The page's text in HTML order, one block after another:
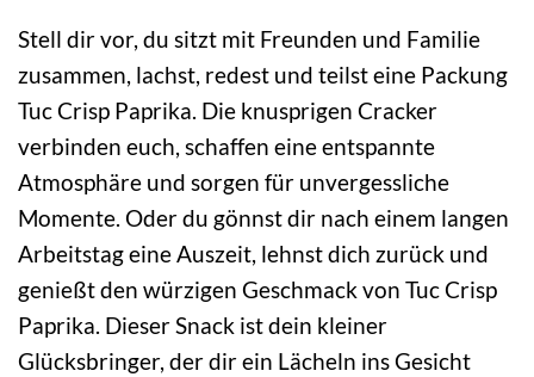
Stell dir vor, du sitzt mit Freunden und Familie
zusammen, lachst, redest und teilst eine Packung
Tuc Crisp Paprika. Die knusprigen Cracker
verbinden euch, schaffen eine entspannte
Atmosphäre und sorgen für unvergessliche
Momente. Oder du gönnst dir nach einem langen
Arbeitstag eine Auszeit, lehnst dich zurück und
genießt den würzigen Geschmack von Tuc Crisp
Paprika. Dieser Snack ist dein kleiner
Glücksbringer, der dir ein Lächeln ins Gesicht